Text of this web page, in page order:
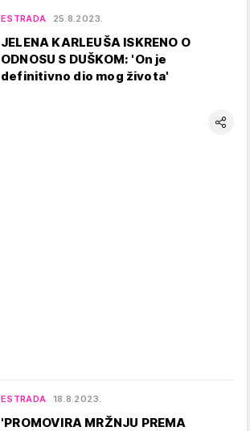
ESTRADA 25.8.2023.
JELENA KARLEUŠA ISKRENO O
ODNOSU S DUŠKOM: 'On je
definitivno dio mog života'
ESTRADA 18.8.2023.
'PROMOVIRA MRŽNJU PREMA